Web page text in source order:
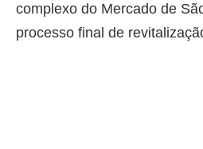
complexo do Mercado de
processo final de